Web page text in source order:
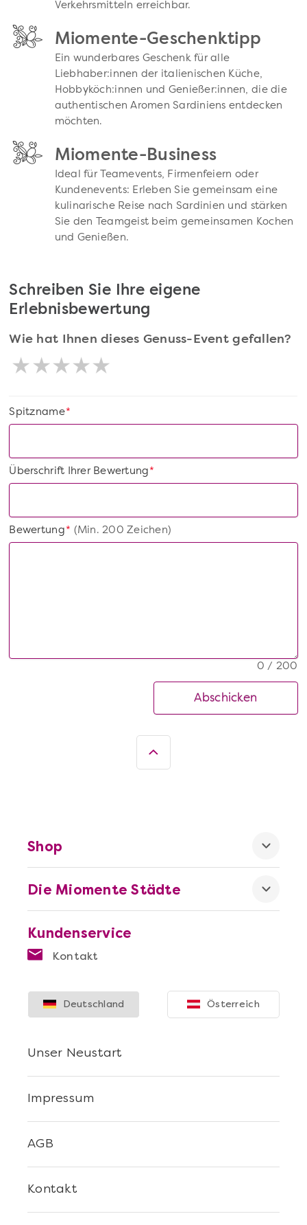
Verkehrsmitteln erreichbar.
Miomente-Geschenktipp
Ein wunderbares Geschenk für alle
Liebhaber:innen der italienischen Küche,
Hobbyköch:innen und Genießer:innen, die die
authentischen Aromen Sardiniens entdecken
möchten.
Miomente-Business
Ideal für Teamevents, Firmenfeiern oder
Kundenevents: Erleben Sie gemeinsam eine
kulinarische Reise nach Sardinien und stärken
Sie den Teamgeist beim gemeinsamen Kochen
und Genießen.
Schreiben Sie Ihre eigene
Erlebnisbewertung
Wie hat Ihnen dieses Genuss-Event gefallen?
*
Spitzname
*
Überschrift Ihrer Bewertung
*
Bewertung(Min. 200 Zeichen)
0 / 200
Abschicken
Kundenservice
Kontakt
Die Miomente Städte
Shop
Kontakt
AGB
Impressum
Unser Neustart
Deutschland Österreich